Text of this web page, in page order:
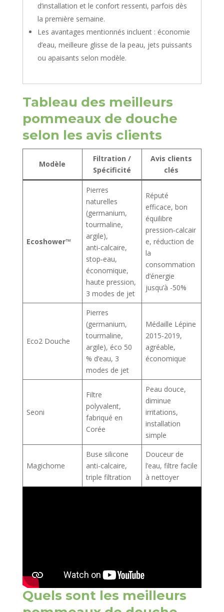
d’installation et le confort ressenti, parfois dès
la première semaine.
Les avantages mentionnés incluent : économie
d’eau, meilleure glisse de la peau, jets puissants
ou apaisants selon modèle.
Tableau des meilleurs
pommeaux de douche
selon les avis clients
Modèle
Filtration /
Spécificité
Avis clients
clés
Ecoshower™
Pierres
naturelles
(germanium,
tourmaline,
argile),
anti‑calcaire,
stop‑eau,
économique,
haute pression,
3 modes de jet
Réputé
efficace, bon
équilibre
pression‑calcair
e, réduction de
la
consommation
d’énergie
jusqu’à -50%
Eco2 Douche
Pierres
(germanium,
tourmaline,
argile), éco 50
% d’eau, 3
modes de jet
Médaille Lépine
2015-2019,
agréable,
économique
Seoni
Filtre
polyvalent,
fabriqué en
Corée
Peau douce,
diminue
irritations,
installation
simple
Magichome
Buse silicone
anti-calcaire,
triple filtration
Douceur de
l’eau, filtre facile
à nettoyer
Quels sont les meilleurs